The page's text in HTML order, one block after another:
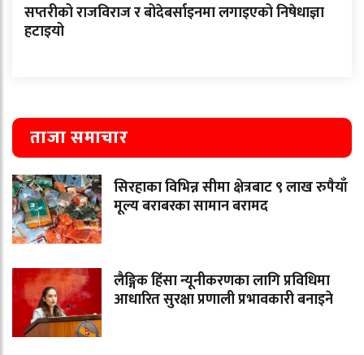
सप्तरीको राजविराज र बोदेबर्साइनमा लगाइएको निषेधाज्ञा
हटाइयो
ताजा समाचार
सिरहाका विभिन्न सीमा क्षेत्रबाट ९ लाख रुपैयाँ
मूल्य बराबरका सामान बरामद
लैङ्गिक हिंसा न्यूनीकरणका लागि प्रविधिमा
आधारित सुरक्षा प्रणाली प्रभावकारी बनाइने